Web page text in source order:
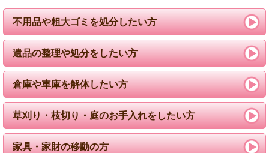
不用品や粗大ゴミを処分したい方
遺品の整理や処分をしたい方
倉庫や車庫を解体したい方
草刈り・枝切り・庭のお手入れをしたい方
家具・家財の移動の方